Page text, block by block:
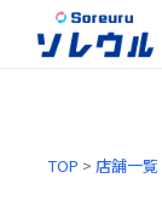
TOP > 店舗一覧